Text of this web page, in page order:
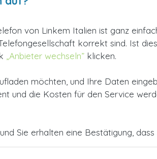
von Linkem Italien ist ganz
korrekt sind. Ist
„Anbieter wechseln” klicken.
möchten, und Ihre Daten
und die Kosten für den Service
Sie erhalten eine Bestätigung,